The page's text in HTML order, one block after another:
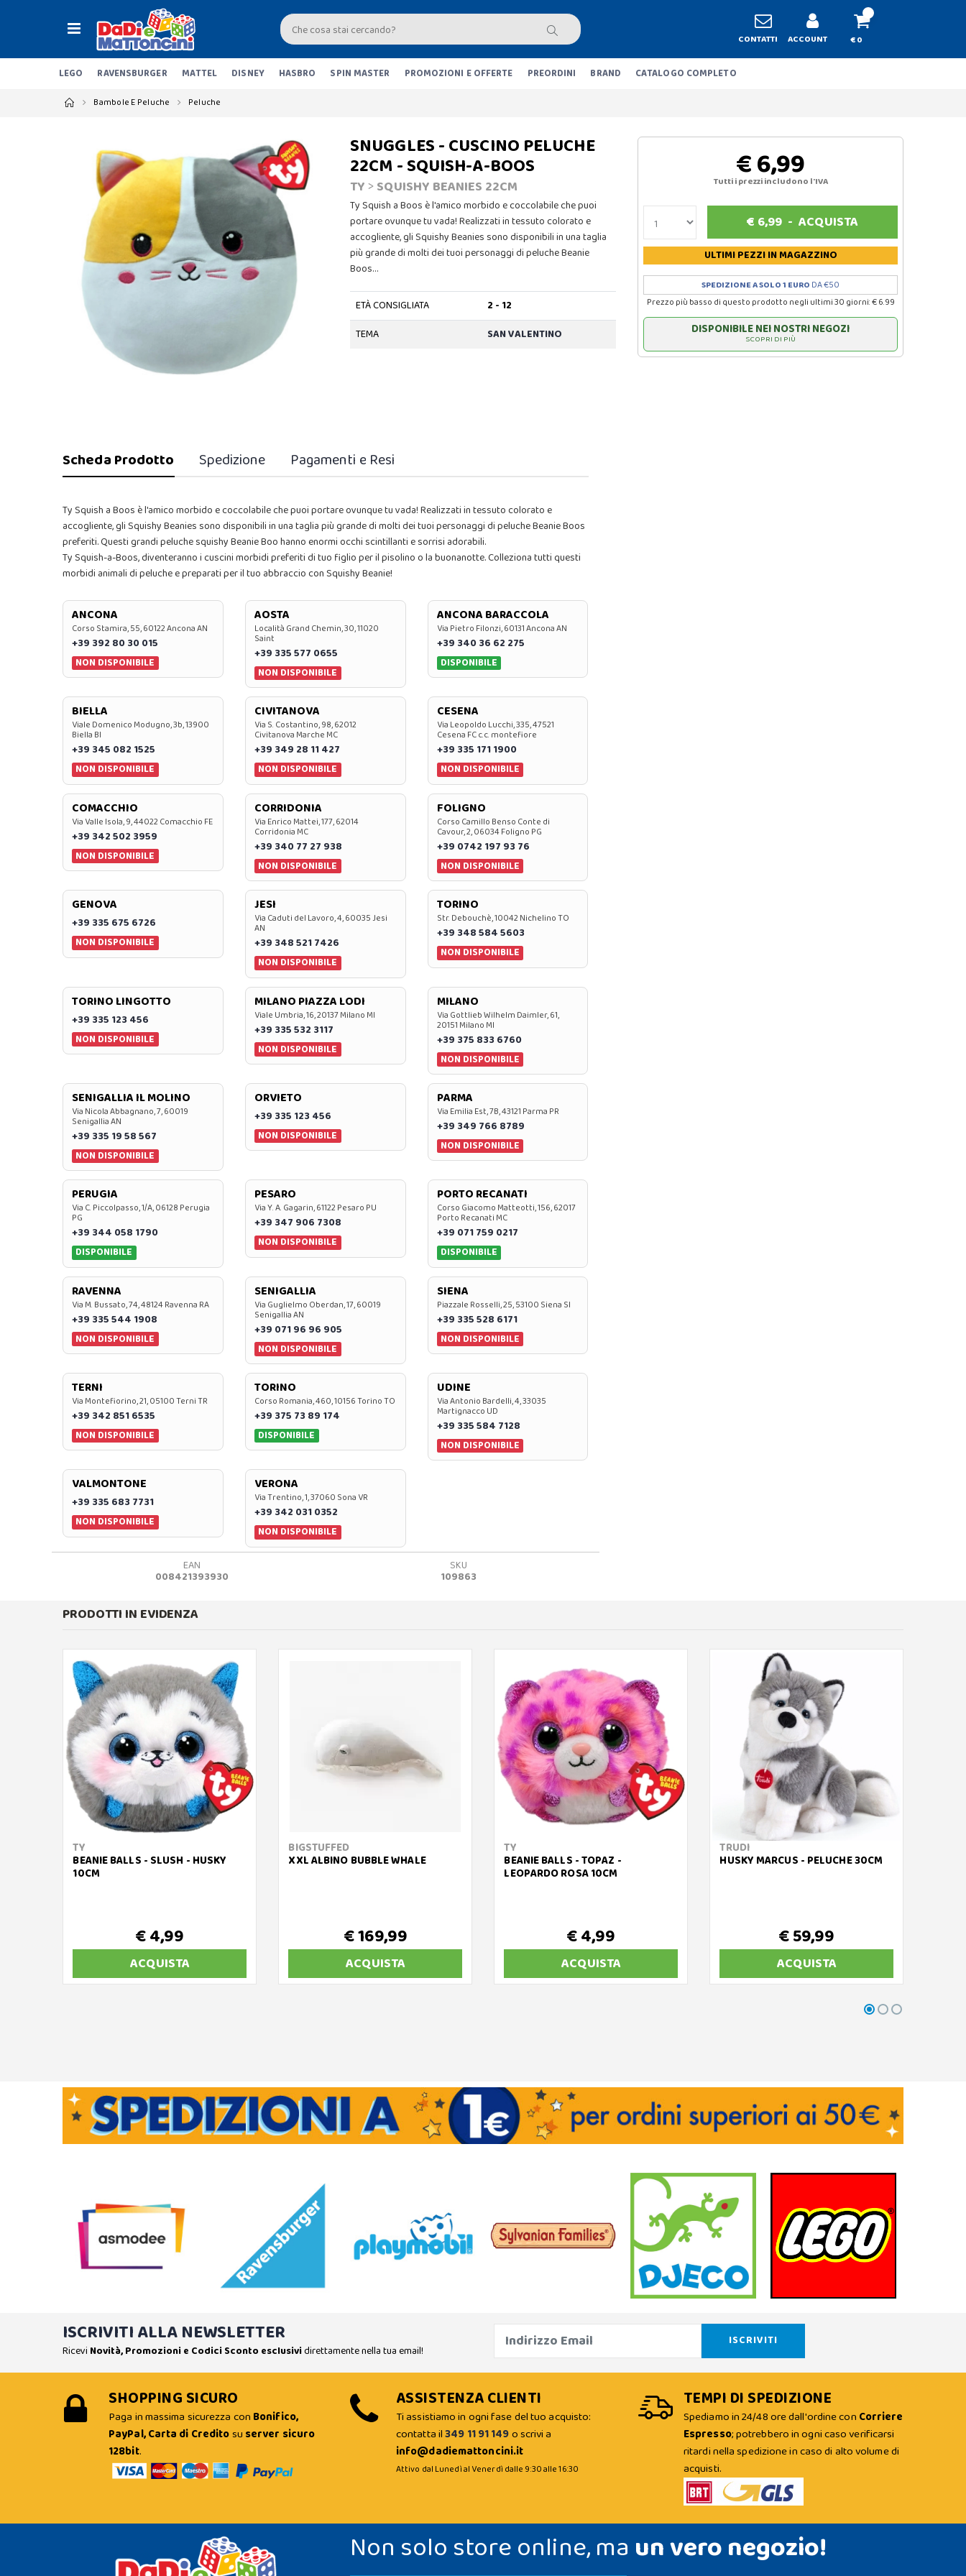
CONTATTI ACCOUNT € 0
LEGO RAVENSBURGER MATTEL DISNEY HASBRO SPIN MASTER PROMOZIONI E OFFERTE PREORDINI BRAND CATALOGO COMPLETO
Bambole E Peluche Peluche
SNUGGLES - CUSCINO PELUCHE
22CM - SQUISH-A-BOOS
TY> SQUISHY BEANIES 22CM
Ty Squish a Boos è l'amico morbido e coccolabile che puoi
portare ovunque tu vada! Realizzati in tessuto colorato e
accogliente, gli Squishy Beanies sono disponibili in una taglia
più grande di molti dei tuoi personaggi di peluche Beanie
Boos…
ETÀ CONSIGLIATA
2 - 12
TEMA
SAN VALENTINO
€ 6,99
Tutti i prezzi includono l'IVA
€ 6,99 -ACQUISTA
ULTIMI PEZZIIN MAGAZZINO
SPEDIZIONE A SOLO 1 EURO DA €50
Prezzo più basso di questo prodotto negli ultimi 30 giorni: € 6.99
DISPONIBILE NEI NOSTRI NEGOZI
SCOPRI DI PIÙ
Scheda Prodotto Spedizione Pagamenti e Resi
Ty Squish a Boos è l'amico morbido e coccolabile che puoi portare ovunque tu vada! Realizzati in tessuto colorato e
accogliente, gli Squishy Beanies sono disponibili in una taglia più grande di molti dei tuoi personaggi di peluche Beanie Boos
preferiti. Questi grandi peluche squishy Beanie Boo hanno enormi occhi scintillanti e sorrisi adorabili.
Ty Squish-a-Boos, diventeranno i cuscini morbidi preferiti di tuo figlio per il pisolino o la buonanotte. Colleziona tutti questi
morbidi animali di peluche e preparati per il tuo abbraccio con Squishy Beanie!
ANCONA
Corso Stamira, 55, 60122 Ancona AN
+39 392 80 30 015
NON DISPONIBILE
AOSTA
Località Grand Chemin, 30, 11020
Saint
+39 335 577 0655
NON DISPONIBILE
ANCONA BARACCOLA
Via Pietro Filonzi, 60131 Ancona AN
+39 340 36 62 275
DISPONIBILE
BIELLA
Viale Domenico Modugno, 3b, 13900
Biella BI
+39 345 082 1525
NON DISPONIBILE
CIVITANOVA
Via S. Costantino, 98, 62012
Civitanova Marche MC
+39 349 28 11 427
NON DISPONIBILE
CESENA
Via Leopoldo Lucchi, 335, 47521
Cesena FC c.c. montefiore
+39 335 171 1900
NON DISPONIBILE
COMACCHIO
Via Valle Isola, 9, 44022 Comacchio FE
+39 342 502 3959
NON DISPONIBILE
CORRIDONIA
Via Enrico Mattei, 177, 62014
Corridonia MC
+39 340 77 27 938
NON DISPONIBILE
FOLIGNO
Corso Camillo Benso Conte di
Cavour, 2, 06034 Foligno PG
+39 0742 197 93 76
NON DISPONIBILE
GENOVA
+39 335 675 6726
NON DISPONIBILE
JESI
Via Caduti del Lavoro, 4, 60035 Jesi
AN
+39 348 521 7426
NON DISPONIBILE
TORINO
Str. Debouchè, 10042 Nichelino TO
+39 348 584 5603
NON DISPONIBILE
TORINO LINGOTTO
+39 335 123 456
NON DISPONIBILE
MILANO PIAZZA LODI
Viale Umbria, 16, 20137 Milano MI
+39 335 532 3117
NON DISPONIBILE
MILANO
Via Gottlieb Wilhelm Daimler, 61,
20151 Milano MI
+39 375 833 6760
NON DISPONIBILE
SENIGALLIA IL MOLINO
Via Nicola Abbagnano, 7, 60019
Senigallia AN
+39 335 19 58 567
NON DISPONIBILE
ORVIETO
+39 335 123 456
NON DISPONIBILE
PARMA
Via Emilia Est, 7B, 43121 Parma PR
+39 349 766 8789
NON DISPONIBILE
PERUGIA
Via C. Piccolpasso, 1/A, 06128 Perugia
PG
+39 344 058 1790
DISPONIBILE
PESARO
Via Y. A. Gagarin, 61122 Pesaro PU
+39 347 906 7308
NON DISPONIBILE
PORTO RECANATI
Corso Giacomo Matteotti, 156, 62017
Porto Recanati MC
+39 071 759 0217
DISPONIBILE
RAVENNA
Via M. Bussato, 74, 48124 Ravenna RA
+39 335 544 1908
NON DISPONIBILE
SENIGALLIA
Via Guglielmo Oberdan, 17, 60019
Senigallia AN
+39 071 96 96 905
NON DISPONIBILE
SIENA
Piazzale Rosselli, 25, 53100 Siena SI
+39 335 528 6171
NON DISPONIBILE
TERNI
Via Montefiorino, 21, 05100 Terni TR
+39 342 851 6535
NON DISPONIBILE
TORINO
Corso Romania, 460, 10156 Torino TO
+39 375 73 89 174
DISPONIBILE
UDINE
Via Antonio Bardelli, 4, 33035
Martignacco UD
+39 335 584 7128
NON DISPONIBILE
VALMONTONE
+39 335 683 7731
NON DISPONIBILE
VERONA
Via Trentino, 1, 37060 Sona VR
+39 342 031 0352
NON DISPONIBILE
EAN
008421393930
SKU
109863
PRODOTTI IN EVIDENZA
TY
BEANIE BALLS - SLUSH - HUSKY
10CM
€ 4,99
ACQUISTA
BIGSTUFFED
XXL ALBINO BUBBLE WHALE
€ 169,99
ACQUISTA
TY
BEANIE BALLS - TOPAZ -
LEOPARDO ROSA 10CM
€ 4,99
ACQUISTA
TRUDI
HUSKY MARCUS - PELUCHE 30CM
€ 59,99
ACQUISTA
ISCRIVITI ALLA NEWSLETTER
Ricevi Novità, Promozioni e Codici Sconto esclusividirettamente nella tua email!
SHOPPING SICURO
Paga in massima sicurezza con Bonifico,
PayPal, Carta di Creditosu server sicuro
128bit.
ASSISTENZA CLIENTI
Ti assistiamo in ogni fase del tuo acquisto:
contatta il349 11 91 149o scrivi a
info@dadiemattoncini.it
Attivo dal Lunedì al Venerdì dalle 9:30 alle 16:30
TEMPI DI SPEDIZIONE
Spediamo in 24/48 ore dall'ordine con Corriere
Espresso; potrebbero in ogni caso verificarsi
ritardi nella spedizione in caso di alto volume di
acquisti.
Non solo store online, ma un vero negozio!